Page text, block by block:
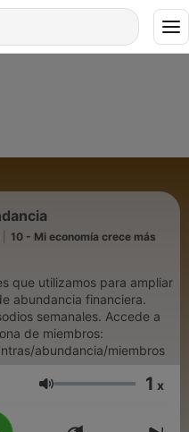
10 - Mi economía crece más
que utilizamos para ampliar
abundancia financiera.
Accede a
de miembros:
abundancia/miembros
Volumen 1 x